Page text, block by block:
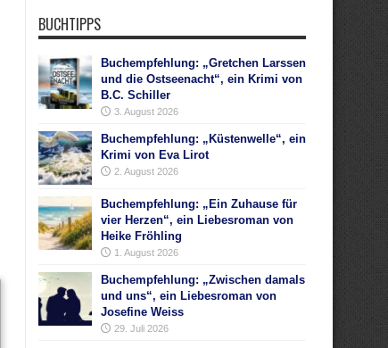
BUCHTIPPS
Buchempfehlung: „Gretchen Larssen
und die Ostseenacht“, ein Krimi von
B.C. Schiller
3. August 2026
Buchempfehlung: „Küstenwelle“, ein
Krimi von Eva Lirot
2. August 2026
Buchempfehlung: „Ein Zuhause für
vier Herzen“, ein Liebesroman von
Heike Fröhling
1. August 2026
Buchempfehlung: „Zwischen damals
und uns“, ein Liebesroman von
Josefine Weiss
29. Juli 2026